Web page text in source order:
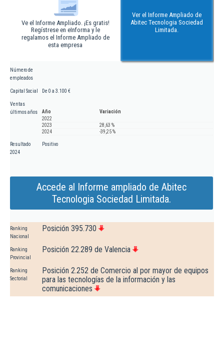
Ve el Informe Ampliado. ¡Es gratis!
Regístrese en eInforma y le
regalamos el Informe Ampliado de
esta empresa
Ver el Informe Ampliado de
Abitec Tecnologia Sociedad
Limitada.
Número de
empleados
Capital Social De 0 a 3.100 €
Ventas
últimos años
Año
Variación
2022
2023
28,63 %
2024
-39,25 %
Resultado
2024
Positivo
Accede al Informe ampliado de Abitec
Tecnologia Sociedad Limitada.
Ranking
Nacional
Posición 395.730
Ranking
Provincial
Posición 22.289 de Valencia
Ranking
Sectorial
Posición 2.252 de Comercio al por mayor de equipos
para las tecnologías de la información y las
comunicaciones